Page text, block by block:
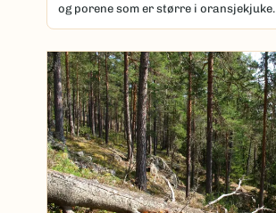
og porene som er større i oransjekjuke.